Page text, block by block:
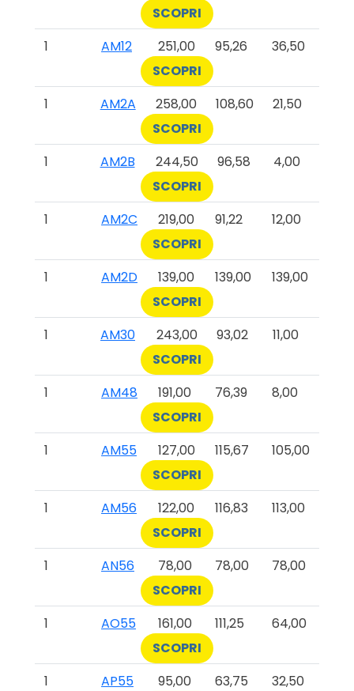
SCOPRI
1
AM12 251,00 95,26
36,50
SCOPRI
1
AM2A 258,00 108,60
21,50
SCOPRI
1
AM2B 244,50 96,58
4,00
SCOPRI
1
AM2C 219,00 91,22
12,00
SCOPRI
1
AM2D 139,00 139,00
139,00
SCOPRI
1
AM30 243,00 93,02
11,00
SCOPRI
1
AM48 191,00 76,39
8,00
SCOPRI
1
AM55 127,00 115,67
105,00
SCOPRI
1
AM56 122,00 116,83
113,00
SCOPRI
1
AN56 78,00 78,00
78,00
SCOPRI
1
AO55 161,00 111,25
64,00
SCOPRI
1
AP55 95,00 63,75
32,50